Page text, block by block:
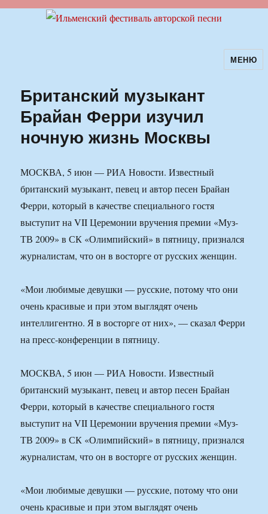
Ильменский фестиваль авторскойМЕНЮ
Британский музыкант
Брайан Ферри изучил
ночную жизнь Москвы
МОСКВА, 5 июн — РИА Новости. Известный
британский музыкант, певец и автор песен Брайан
Ферри, который в качестве специального гостя
выступит на VII Церемонии вручения премии «Муз-
ТВ 2009» в СК «Олимпийский» в пятницу, признался
журналистам, что он в восторге от русских женщин.
«Мои любимые девушки — русские, потому что они
очень красивые и при этом выглядят очень
интеллигентно. Я в восторге от них», — сказал Ферри
на пресс-конференции в пятницу.
МОСКВА, 5 июн — РИА Новости. Известный
британский музыкант, певец и автор песен Брайан
Ферри, который в качестве специального гостя
выступит на VII Церемонии вручения премии «Муз-
ТВ 2009» в СК «Олимпийский» в пятницу, признался
журналистам, что он в восторге от русских женщин.
«Мои любимые девушки — русские, потому что они
очень красивые и при этом выглядят очень